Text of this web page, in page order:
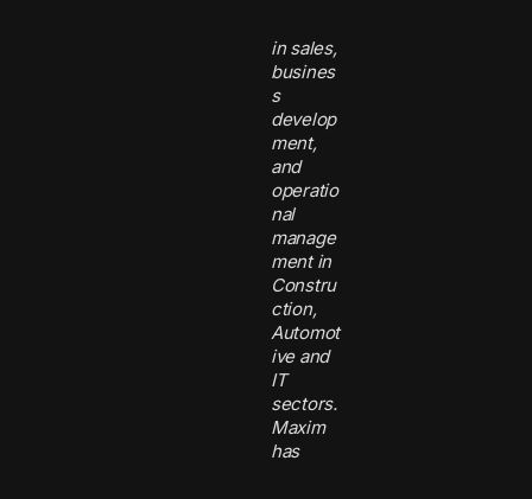
in sales,
busines
s
develop
ment,
and
operatio
nal
manage
ment in
Constru
ction,
Automot
ive and
IT
sectors.
Maxim
has